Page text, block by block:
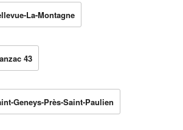
La-Montagne
43
Geneys-Près-Saint-Paulien